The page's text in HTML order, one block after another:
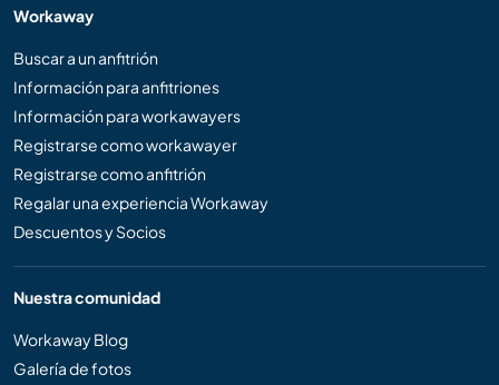
Workaway
Buscar a un anfitrión
Información para anfitriones
Información para workawayers
Registrarse como workawayer
Registrarse como anfitrión
Regalar una experiencia Workaway
Descuentos y Socios
Nuestra comunidad
Workaway Blog
Galería de fotos